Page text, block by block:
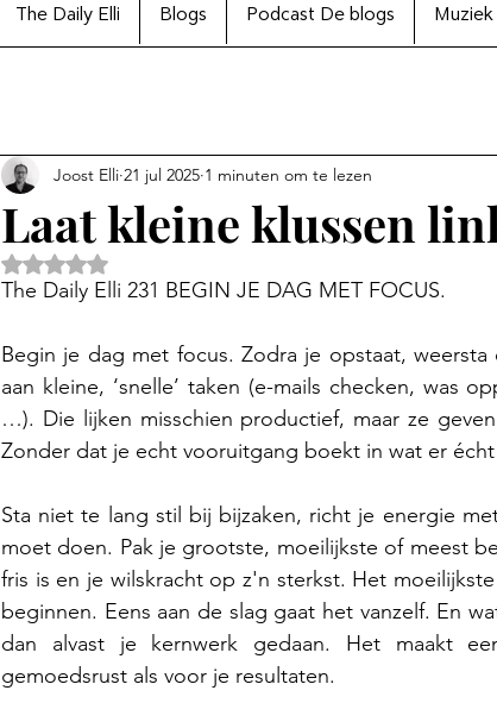
The Daily Elli Blogs Podcast De blogs Muziek
Laat kleine klussen
Joost Elli 21 jul 2025 1 minuten om te lezen
Beoordeeld met NaN uit 5 sterren.
The Daily Elli 231 BEGIN JE DAG MET FOCUS.
Begin je dag met focus. Zodra je opstaat,
aan kleine, ‘snelle’ taken (e-mails checken, was
…). Die lijken misschien productief, maar ze
Zonder dat je echt vooruitgang boekt in wat er
Sta niet te lang stil bij bijzaken, richt je energie
moet doen. Pak je grootste, moeilijkste of meest
fris is en je wilskracht op z'n sterkst. Het
beginnen. Eens aan de slag gaat het vanzelf. En
dan alvast je kernwerk gedaan. Het maakt
gemoedsrust als voor je resultaten.